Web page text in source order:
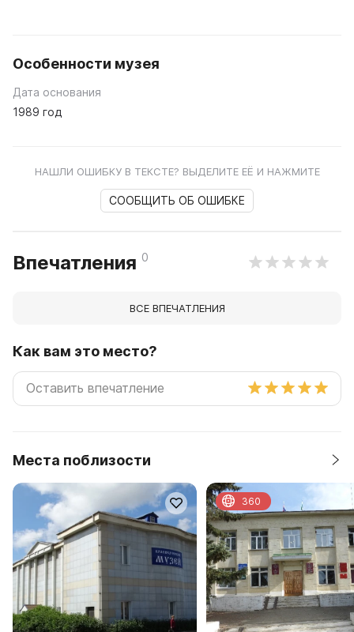
Особенности музея
Дата основания
1989 год
НАШЛИ ОШИБКУ В ТЕКСТЕ? ВЫДЕЛИТЕ ЕЁ И НАЖМИТЕ
СООБЩИТЬ ОБ ОШИБКЕ
Впечатления 0
ВСЕ ВПЕЧАТЛЕНИЯ
Как вам это место?
Места поблизости
360